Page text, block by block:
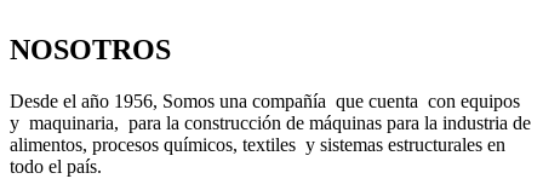
NOSOTROS
Desde el año 1956, Somos una compañía que cuenta con equipos
y maquinaria, para la construcción de máquinas para la industria de
alimentos, procesos químicos, textiles y sistemas estructurales en
todo el país.